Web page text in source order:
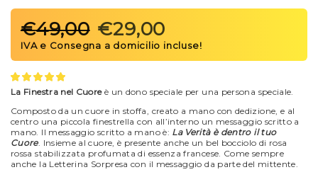
€49,00 €29,00
La Finestra nel Cuore è un dono speciale per una persona speciale.
Composto da un cuore in stoffa, creato a mano con dedizione, e al
centro una piccola finestrella con all’interno un messaggio scritto a
mano. Il messaggio scritto a mano è: La Verità è dentro il tuo
Cuore. Insieme al cuore, è presente anche un bel bocciolo di rosa
rossa stabilizzata profumata di essenza francese. Come sempre
anche la Letterina Sorpresa con il messaggio da parte del mittente.